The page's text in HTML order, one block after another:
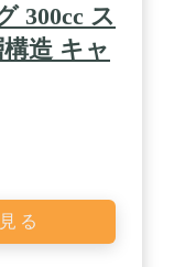
300cc ス
造 キャ
る